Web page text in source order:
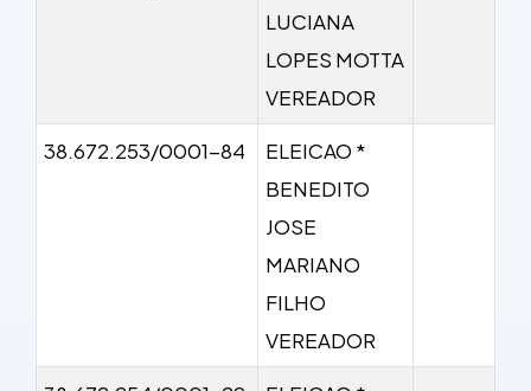
LUCIANA
LOPES MOTTA
VEREADOR
38.672.253/0001-84
ELEICAO *
BENEDITO
JOSE
MARIANO
FILHO
VEREADOR